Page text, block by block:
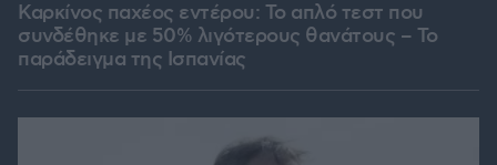
Καρκίνος παχέος εντέρου: Το απλό τεστ που
συνδέθηκε με 50% λιγότερους θανάτους – Το
παράδειγμα της Ισπανίας